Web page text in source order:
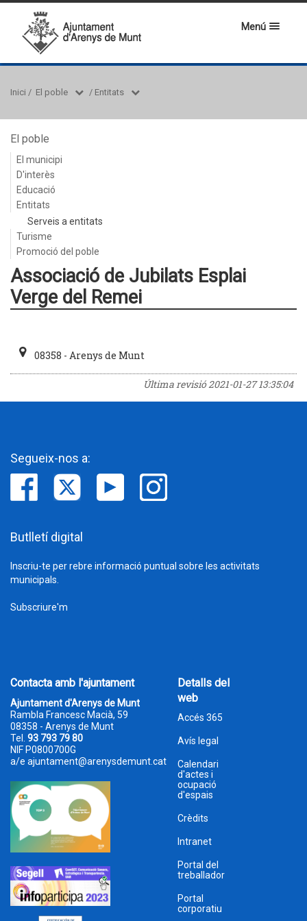
Menú
Inici / El poble / Entitats
El poble
El municipi
D'interès
Educació
Entitats
Serveis a entitats
Turisme
Promoció del poble
Associació de Jubilats Esplai
Verge del Remei
08358 - Arenys de Munt
Última revisió2021-01-27 13:35:04
Segueix-nos a:
Butlletí digital
Inscriu-te per rebre informació puntual sobre les activitats
municipals.
Subscriure'm
Contacta amb l'ajuntament
Ajuntament d'Arenys de Munt
Rambla Francesc Macià, 59
08358 - Arenys de Munt
Tel. 93 793 79 80
NIF P0800700G
a/e ajuntament@arenysdemunt.cat
Detalls del
web
Accés 365
Avís legal
Calendari
d'actes i
ocupació
d'espais
Crèdits
Intranet
Portal del
treballador
Portal
corporatiu